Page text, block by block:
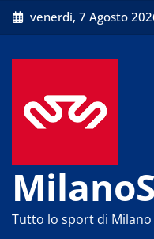
Skip
to
venerdì, 7 Agosto
Tutto lo sport di